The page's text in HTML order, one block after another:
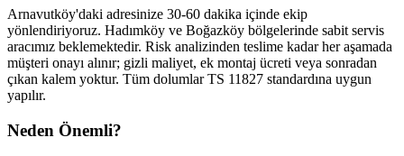
Arnavutköy'daki adresinize 30-60 dakika içinde ekip
yönlendiriyoruz. Hadımköy ve Boğazköy bölgelerinde sabit servis
aracımız beklemektedir. Risk analizinden teslime kadar her aşamada
müşteri onayı alınır; gizli maliyet, ek montaj ücreti veya sonradan
çıkan kalem yoktur. Tüm dolumlar TS 11827 standardına uygun
yapılır.
Neden Önemli?